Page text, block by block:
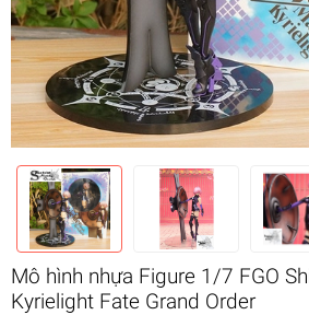
Mô hình nhựa Figure 1/7 FGO
Kyrielight Fate Grand Order